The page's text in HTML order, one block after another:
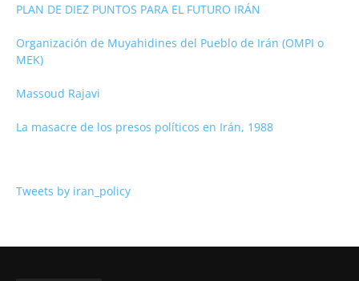
PLAN DE DIEZ PUNTOS PARA EL FUTURO IRÁN
Organización de Muyahidines del Pueblo de Irán (OMPI o
MEK)
Massoud Rajavi
La masacre de los presos políticos en Irán, 1988
Tweets by iran_policy